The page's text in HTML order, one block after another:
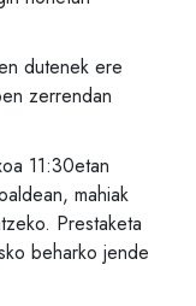
dutenek ere
zerrendan
11:30etan
mahiak
Prestaketa
beharko jende